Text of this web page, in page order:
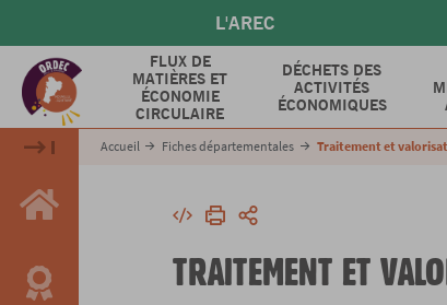
contenu
principal
L'AREC
FLUX DE
MATIÈRES ET
ÉCONOMIE
CIRCULAIRE
DÉCHETS DES
ACTIVITÉS
ÉCONOMIQUES
Accueil Fiches départementales Traitement et
IntégrerImprimerPartager
TRAITEMENT ET